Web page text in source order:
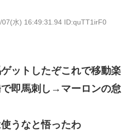
07(水) 16:49:31.94 ID:quTT1irF0
ットしたぞこれで移動楽
即馬刺し→マーロンの怠
うなと悟ったわ